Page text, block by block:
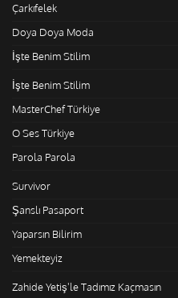
Çarkıfelek
Doya Doya Moda
İşte Benim Stilim
İşte Benim Stilim
MasterChef Türkiye
O Ses Türkiye
Parola Parola
Survivor
Şanslı Pasaport
Yaparsın Bilirim
Yemekteyiz
Zahide Yetiş'le Tadımız Kaçmasın